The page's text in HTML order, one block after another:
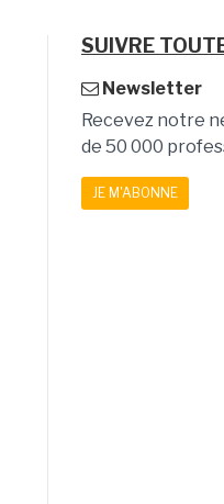
SUIVRE
Newsletter
Recevez notre
de 50 000
JE M'ABONNE